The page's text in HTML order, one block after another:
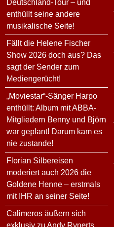
Deutschland-Tour – und
enthüllt seine andere
musikalische Seite!
Fällt die Helene Fischer
Show 2026 doch aus? Das
sagt der Sender zum
Mediengerücht!
„Moviestar“-Sänger Harpo
enthüllt: Album mit ABBA-
Mitgliedern Benny und Björn
war geplant! Darum kam es
nie zustande!
Florian Silbereisen
moderiert auch 2026 die
Goldene Henne – erstmals
mit IHR an seiner Seite!
Calimeros äußern sich
exklusiv zu Andy Rynerts